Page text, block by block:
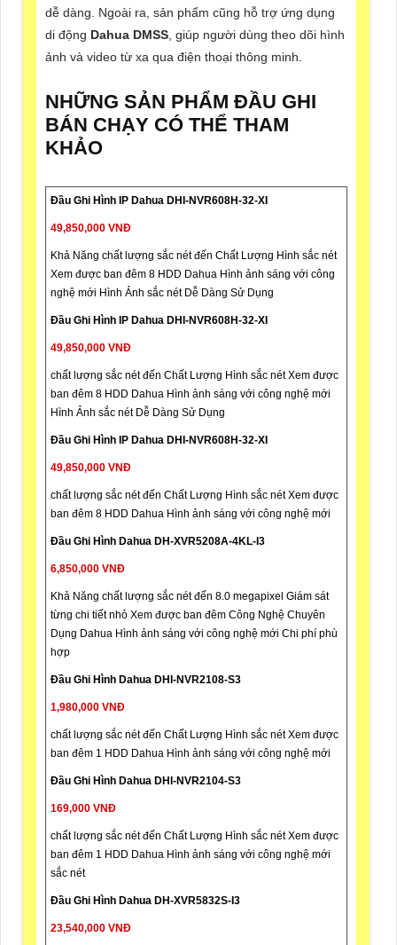
dễ dàng. Ngoài ra, sản phẩm cũng hỗ trợ ứng dụng
di động Dahua DMSS, giúp người dùng theo dõi hình
ảnh và video từ xa qua điện thoại thông minh.
NHỮNG SẢN PHẨM ĐẦU GHI
BÁN CHẠY CÓ THỂ THAM
KHẢO
Đầu Ghi Hình IP Dahua DHI-NVR608H-32-XI
49,850,000 VNĐ
Khả Năng chất lượng sắc nét đến Chất Lượng Hình sắc nét
Xem được ban đêm 8 HDD Dahua Hình ảnh sáng với công
nghệ mới Hình Ảnh sắc nét Dễ Dàng Sử Dụng
Đầu Ghi Hình IP Dahua DHI-NVR608H-32-XI
49,850,000 VNĐ
chất lượng sắc nét đến Chất Lượng Hình sắc nét Xem được
ban đêm 8 HDD Dahua Hình ảnh sáng với công nghệ mới
Hình Ảnh sắc nét Dễ Dàng Sử Dụng
Đầu Ghi Hình IP Dahua DHI-NVR608H-32-XI
49,850,000 VNĐ
chất lượng sắc nét đến Chất Lượng Hình sắc nét Xem được
ban đêm 8 HDD Dahua Hình ảnh sáng với công nghệ mới
Đầu Ghi Hình Dahua DH-XVR5208A-4KL-I3
6,850,000 VNĐ
Khả Năng chất lượng sắc nét đến 8.0 megapixel Giám sát
từng chi tiết nhỏ Xem được ban đêm Công Nghệ Chuyên
Dụng Dahua Hình ảnh sáng với công nghệ mới Chi phí phù
hợp
Đầu Ghi Hình Dahua DHI-NVR2108-S3
1,980,000 VNĐ
chất lượng sắc nét đến Chất Lượng Hình sắc nét Xem được
ban đêm 1 HDD Dahua Hình ảnh sáng với công nghệ mới
Đầu Ghi Hình Dahua DHI-NVR2104-S3
169,000 VNĐ
chất lượng sắc nét đến Chất Lượng Hình sắc nét Xem được
ban đêm 1 HDD Dahua Hình ảnh sáng với công nghệ mới
sắc nét
Đầu Ghi Hình Dahua DH-XVR5832S-I3
23,540,000 VNĐ